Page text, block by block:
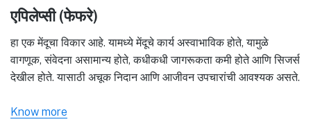
एपिलेप्सी (फेफरे)
हा एक मेंदूचा विकार आहे. यामध्ये मेंदूचे कार्य अस्वाभाविक होते, यामुळे
वागणूक, संवेदना असामान्य होते, कधीकधी जागरूकता कमी होते आणि सिजर्स
देखील होते. यासाठी अचूक निदान आणि आजीवन उपचारांची आवश्यक असते.
Know more